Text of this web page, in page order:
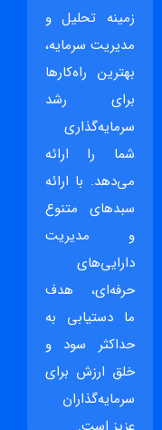
زمینه تحلیل و
مدیریت سرمایه،
بهترین راه‌کارها
برای رشد
سرمایه‌گذاری
شما را ارائه
می‌دهد. با ارائه
سبدهای متنوع
و مدیریت
دارایی‌های
حرفه‌ای، هدف
ما دستیابی به
حداکثر سود و
خلق ارزش برای
سرمایه‌گذاران